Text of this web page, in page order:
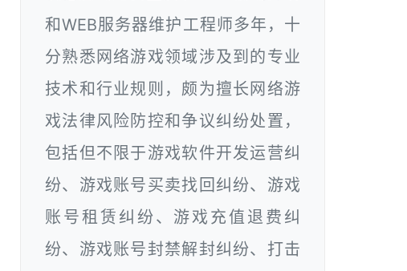
和WEB服务器维护工程师多年，十
分熟悉网络游戏领域涉及到的专业
技术和行业规则，颇为擅长网络游
戏法律风险防控和争议纠纷处置，
包括但不限于游戏软件开发运营纠
纷、游戏账号买卖找回纠纷、游戏
账号租赁纠纷、游戏充值退费纠
纷、游戏账号封禁解封纠纷、打击